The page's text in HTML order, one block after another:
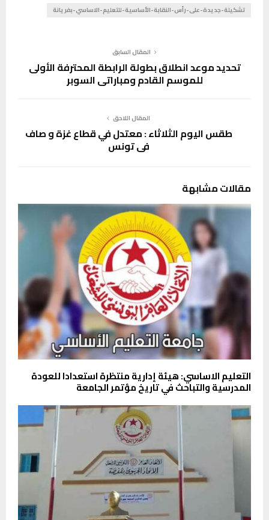
تشكيلة-جديدة-على-رأس-النقابة-الأساسية-للتعليم-الاساسي-بفريانة
المقال السابق
تحديد موعد انطلاق بطولة الرابطة المحترفة الأولى
للموسم القادم ومباراتي السوبر
المقال اللاحق
طقس اليوم الثلاثاء : معتدل في قطاع غزة و صاف
في تونس
مقالات مشابهة
التعليم الاساسي: هيئة إدارية منتظرة استعدادا للعودة
المدرسية والتباحث في تاريخ مؤتمر الجامعة